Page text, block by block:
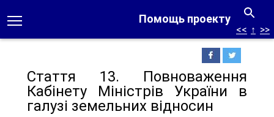
Помощь проекту
<< ↑ >>
Стаття 13. Повноваження
Кабінету Міністрів України в
галузі земельних відносин